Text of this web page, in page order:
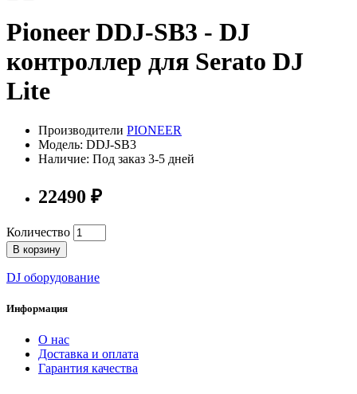
Pioneer DDJ-SB3 - DJ
контроллер для Serato DJ
Lite
Производители PIONEER
Модель: DDJ-SB3
Наличие: Под заказ 3-5 дней
22490 ₽
Количество
В корзину
DJ оборудование
Информация
О нас
Доставка и оплата
Гарантия качества